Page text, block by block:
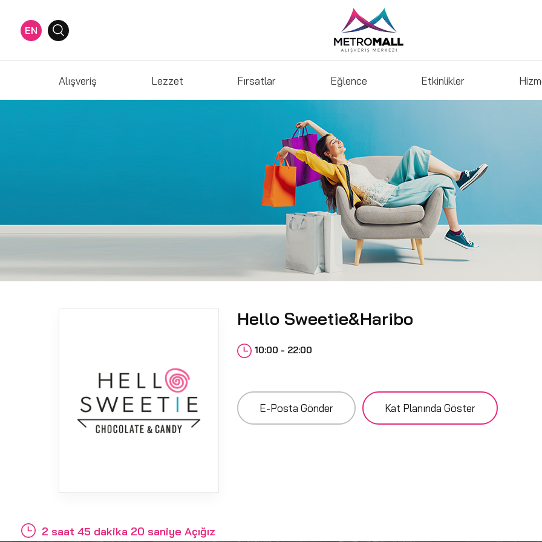
EN
Alışveriş Lezzet Fırsatlar Eğlence Etkinlikler
Hello Sweetie&Haribo
10:00 - 22:00
E-Posta Gönder Kat Planında Göster
2 saat 45 dakika 20 saniye Açığız